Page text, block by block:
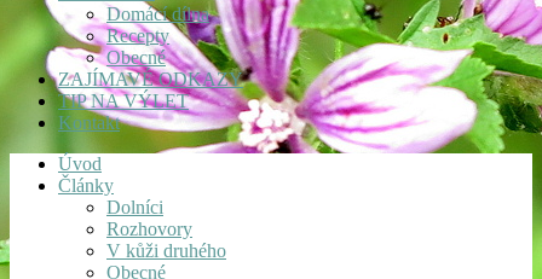
Domácí dílna
Recepty
Obecné
ZAJÍMAVÉ ODKAZY
TIP NA VÝLET
Kontakt
Úvod
Články
Dolníci
Rozhovory
V kůži druhého
Obecné